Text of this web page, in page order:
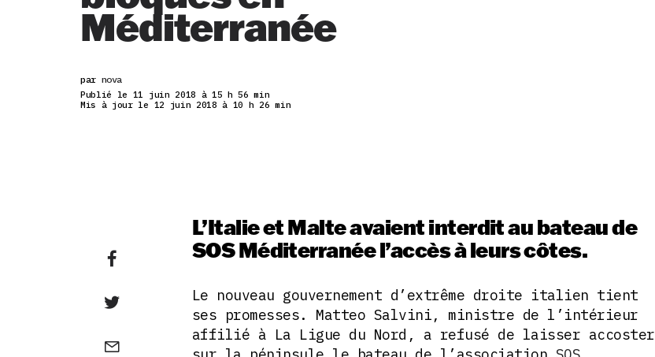
Méditerranée
par nova
Publié le 11 juin 2018 à 15 h 56 min
Mis à jour le 12 juin 2018 à 10 h 26 min
L’Italie et Malte avaient interdit au bateau de
SOS Méditerranée l’accès à leurs côtes.
Le nouveau gouvernement d’extrême droite italien tient
ses promesses. Matteo Salvini, ministre de l’intérieur
affilié à La Ligue du Nord, a refusé de laisser accoster